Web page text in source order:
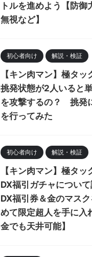
トルを進めよう【防御
無視など】
初心者向け 解説・検証
【キン肉マン】極タ
挑発状態が2人いると
を攻撃するの？ 挑発
を行ってみた
初心者向け 解説・検証
【キン肉マン】極タ
DX福引ガチャについて
DX福引券＆金のマス
めて限定超人を手に入
金でも天井可能】